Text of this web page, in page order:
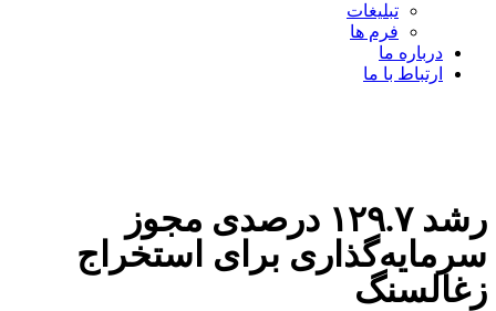
تبلیغات
فرم ها
درباره ما
ارتباط با ما
رشد ۱۲۹.۷ درصدی مجوز
سرمایه‌گذاری برای استخراج
زغالسنگ